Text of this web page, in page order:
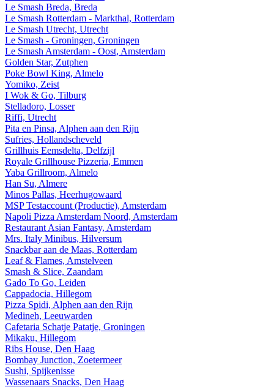
Le Smash Breda, Breda
Le Smash Rotterdam - Markthal, Rotterdam
Le Smash Utrecht, Utrecht
Le Smash - Groningen, Groningen
Le Smash Amsterdam - Oost, Amsterdam
Golden Star, Zutphen
Poke Bowl King, Almelo
Yomiko, Zeist
I Wok & Go, Tilburg
Stelladoro, Losser
Riffi, Utrecht
Pita en Pinsa, Alphen aan den Rijn
Sufries, Hollandscheveld
Grillhuis Eemsdelta, Delfzijl
Royale Grillhouse Pizzeria, Emmen
Yaba Grillroom, Almelo
Han Su, Almere
Minos Pallas, Heerhugowaard
MSP Testaccount (Productie), Amsterdam
Napoli Pizza Amsterdam Noord, Amsterdam
Restaurant Asian Fantasy, Amsterdam
Mrs. Italy Minibus, Hilversum
Snackbar aan de Maas, Rotterdam
Leaf & Flames, Amstelveen
Smash & Slice, Zaandam
Gado To Go, Leiden
Cappadocia, Hillegom
Pizza Spidi, Alphen aan den Rijn
Medineh, Leeuwarden
Cafetaria Schatje Patatje, Groningen
Mikaku, Hillegom
Ribs House, Den Haag
Bombay Junction, Zoetermeer
Sushi, Spijkenisse
Wassenaars Snacks, Den Haag